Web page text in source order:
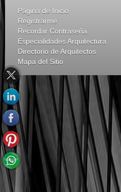
Página de Inicio
Registrarme
Recordar Contraseña
Especialidades Arquitectura
Directorio de Arquitectos
Mapa del Sitio